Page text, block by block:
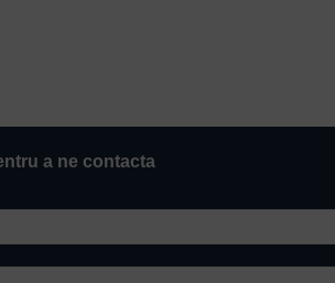
a ne contacta